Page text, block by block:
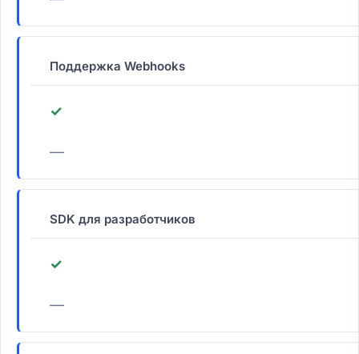
Поддержка Webhooks
✓
—
SDK для разработчиков
✓
—